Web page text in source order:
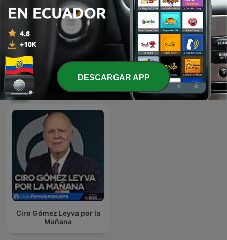
Mostrar más episodios
Podcasts de Radio Fórmula 96.1 FM
Ciro Gómez Leyva por la
Mañana
DESCARGAR APP